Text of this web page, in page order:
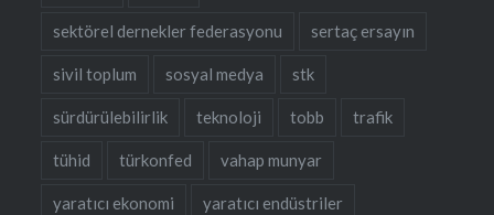
sektörel dernekler federasyonu sertaç ersayın
sivil toplum sosyal medya stk
sürdürülebilirlik teknoloji tobb trafik
tühid türkonfed vahap munyar
yaratıcı ekonomi yaratıcı endüstriler